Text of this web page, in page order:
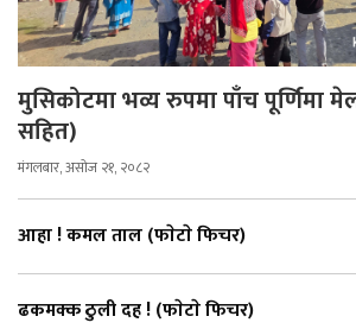
मुसिकोटमा भव्य रुपमा पाँच पूर्णिमा
सहित)
मंगलबार, असोज २१, २०८२
आहा ! कमल ताल (फाेटाे फिचर)
ढकमक्क ठुली दह ! (फाेटाे फिचर)